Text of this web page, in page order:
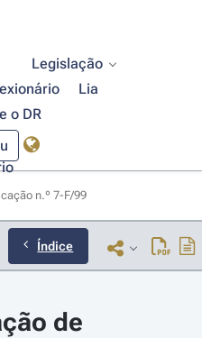
Legislação
Lia
o DR
n.º 7-F/99
Índice
de